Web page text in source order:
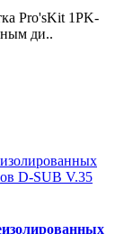
Pro'sKit 1PK-
ди..